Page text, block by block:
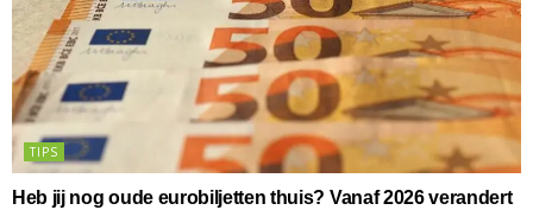
TIPS
Heb jij nog oude eurobiljetten thuis? Vanaf 2026 verandert